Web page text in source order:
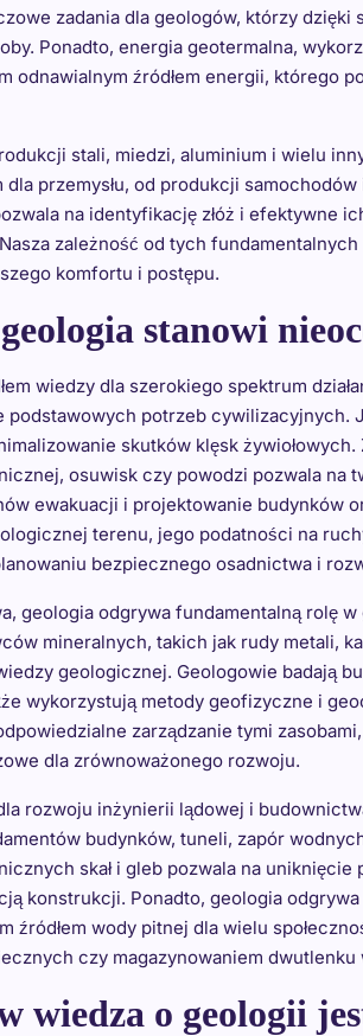
zadania dla geologów, którzy
Ponadto, energia geotermalna,
odnawialnym źródłem energii, którego
stali, miedzi, aluminium i wielu
przemysłu, od produkcji
na identyfikację złóż i efektywne
zależność od tych
komfortu i postępu.
stanowi
wiedzy dla szerokiego spektrum
podstawowych potrzeb cywilizacyjnych.
skutków klęsk
osuwisk czy powodzi pozwala na
ewakuacji i projektowanie budynków
terenu, jego podatności na
bezpiecznego osadnictwa i
geologia odgrywa fundamentalną rolę
mineralnych, takich jak rudy metali,
geologicznej. Geologowie badają
wykorzystują metody geofizyczne i
zarządzanie tymi
dla zrównoważonego rozwoju.
rozwoju inżynierii lądowej i
budynków, tuneli, zapór
skał i gleb pozwala na
konstrukcji. Ponadto, geologia
źródłem wody pitnej dla wielu
czy magazynowaniem
wiedza o geologii